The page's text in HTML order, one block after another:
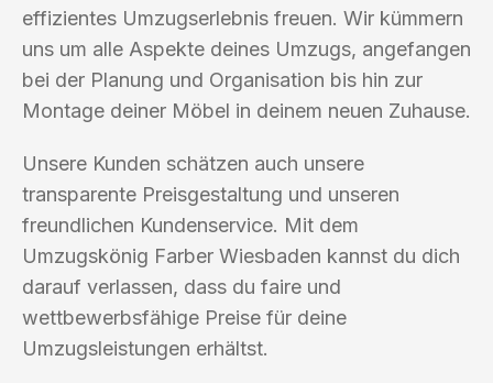
effizientes Umzugserlebnis freuen. Wir kümmern
uns um alle Aspekte deines Umzugs, angefangen
bei der Planung und Organisation bis hin zur
Montage deiner Möbel in deinem neuen Zuhause.
Unsere Kunden schätzen auch unsere
transparente Preisgestaltung und unseren
freundlichen Kundenservice. Mit dem
Umzugskönig Farber Wiesbaden kannst du dich
darauf verlassen, dass du faire und
wettbewerbsfähige Preise für deine
Umzugsleistungen erhältst.